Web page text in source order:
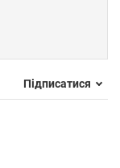
Підписатися